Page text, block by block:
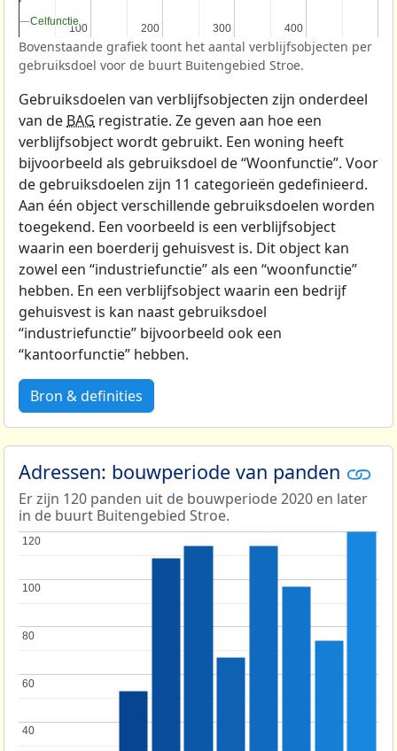
100
100 200
200 300
300 400
400
Celfunctie
Celfunctie
Bovenstaande grafiek toont het aantal verblijfsobjecten per
gebruiksdoel voor de buurt Buitengebied Stroe.
Gebruiksdoelen van verblijfsobjecten zijn onderdeel
van de BAG registratie. Ze geven aan hoe een
verblijfsobject wordt gebruikt. Een woning heeft
bijvoorbeeld als gebruiksdoel de “Woonfunctie”. Voor
de gebruiksdoelen zijn 11 categorieën gedefinieerd.
Aan één object verschillende gebruiksdoelen worden
toegekend. Een voorbeeld is een verblijfsobject
waarin een boerderij gehuisvest is. Dit object kan
zowel een “industriefunctie” als een “woonfunctie”
hebben. En een verblijfsobject waarin een bedrijf
gehuisvest is kan naast gebruiksdoel
“industriefunctie” bijvoorbeeld ook een
“kantoorfunctie” hebben.
Bron & definities
Adressen: bouwperiode van panden
Er zijn 120 panden uit de bouwperiode 2020 en later
in de buurt Buitengebied Stroe.
40
40
60
60
80
80
100
100
120
120